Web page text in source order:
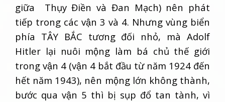
giữa Thụy Điền và Đan Mạch) nên phát
tiếp trong các vận 3 và 4. Nhưng vùng biển
phía TÂY BẮC tương đối nhỏ, mà Adolf
Hitler lại nuôi mộng làm bá chủ thế giới
trong vận 4 (vận 4 bắt đầu từ năm 1924 đến
hết năm 1943), nên mộng lớn không thành,
bước qua vận 5 thì bị sụp đổ tan tành, vì